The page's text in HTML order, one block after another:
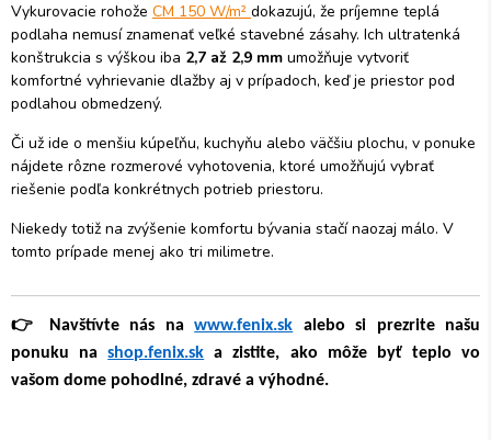
Vykurovacie rohože CM 150 W/m² dokazujú, že príjemne teplá
podlaha nemusí znamenať veľké stavebné zásahy. Ich ultratenká
konštrukcia s výškou iba 2,7 až 2,9 mm umožňuje vytvoriť
komfortné vyhrievanie dlažby aj v prípadoch, keď je priestor pod
podlahou obmedzený.
Či už ide o menšiu kúpeľňu, kuchyňu alebo väčšiu plochu, v ponuke
nájdete rôzne rozmerové vyhotovenia, ktoré umožňujú vybrať
riešenie podľa konkrétnych potrieb priestoru.
Niekedy totiž na zvýšenie komfortu bývania stačí naozaj málo. V
tomto prípade menej ako tri milimetre.
👉 Navštívte nás nawww.fenix.sk alebo si prezrite našu
ponuku nashop.fenix.sk a zistite, ako môže byť teplo vo
vašom dome pohodlné, zdravé a výhodné.